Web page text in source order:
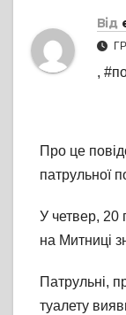
Від
,
Про це
патрульної
У четвер, 20
на Митниці
Патрульні,
туалету